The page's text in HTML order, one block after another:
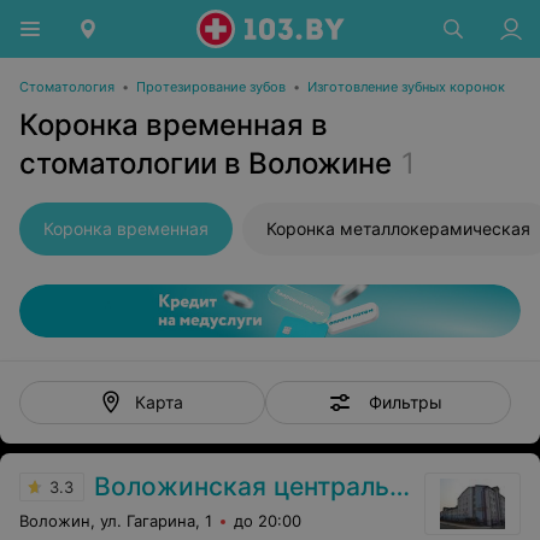
Стоматология • Протезирование зубов • Изготовление зубных коронок
Коронка временная в
стоматологии в Воложине 1
Коронка временная Коронка металлокерамическая
Карта Фильтры
3.3 Воложинская центральная районная больница
Воложин, ул. Гагарина, 1 до 20:00